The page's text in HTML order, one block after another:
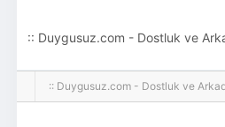
:: Duygusuz.com - Dostluk ve
hoş geldin ziyaretçi! Aramıza
:: Duygusuz.com - Dostluk ve